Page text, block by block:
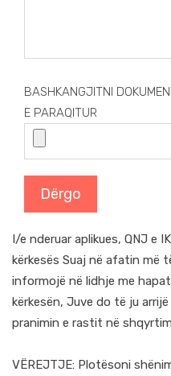
BASHKANGJITNI
E PARAQITUR
I/e nderuar aplikues, QNJ e
kërkesës Suaj në afatin më
informojë në lidhje me
kërkesën, Juve do të ju
pranimin e rastit në
VËREJTJE: Plotësoni